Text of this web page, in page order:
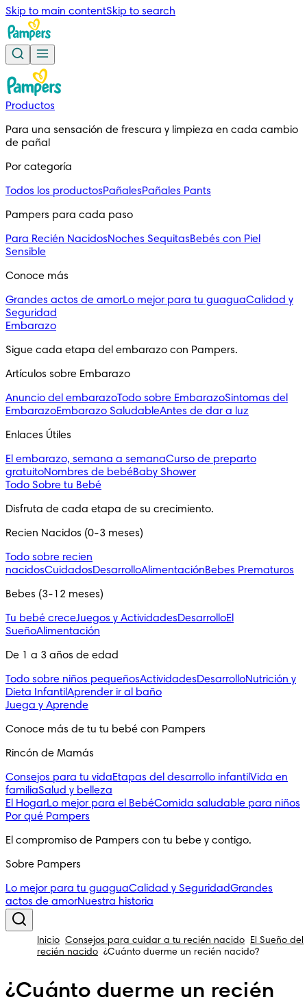
Skip to main contentSkip to search
Productos
Para una sensación de frescura y limpieza en cada cambio
de pañal
Por categoría
Todos los productosPañalesPañales Pants
Pampers para cada paso
Para Recién NacidosNoches SequitasBebés con Piel
Sensible
Conoce más
Grandes actos de amorLo mejor para tu guaguaCalidad y
Seguridad
Embarazo
Sigue cada etapa del embarazo con Pampers.
Artículos sobre Embarazo
Anuncio del embarazoTodo sobre EmbarazoSintomas del
EmbarazoEmbarazo SaludableAntes de dar a luz
Enlaces Útiles
El embarazo, semana a semanaCurso de preparto
gratuitoNombres de bebéBaby Shower
Todo Sobre tu Bebé
Disfruta de cada etapa de su crecimiento.
Recien Nacidos (0-3 meses)
Todo sobre recien
nacidosCuidadosDesarrolloAlimentaciónBebes Prematuros
Bebes (3-12 meses)
Tu bebé creceJuegos y ActividadesDesarrolloEl
SueñoAlimentación
De 1 a 3 años de edad
Todo sobre niños pequeñosActividadesDesarrolloNutrición y
Dieta InfantilAprender ir al baño
Juega y Aprende
Conoce más de tu tu bebé con Pampers
Rincón de Mamás
Consejos para tu vidaEtapas del desarrollo infantilVida en
familiaSalud y belleza
El HogarLo mejor para el BebéComida saludable para niños
Por qué Pampers
El compromiso de Pampers con tu bebe y contigo.
Sobre Pampers
Lo mejor para tu guaguaCalidad y SeguridadGrandes
actos de amorNuestra historia
Inicio Consejos para cuidar a tu recién nacido
El Sueño del
recién nacido ¿Cuánto duerme un recién nacido?
¿Cuánto duerme un recién